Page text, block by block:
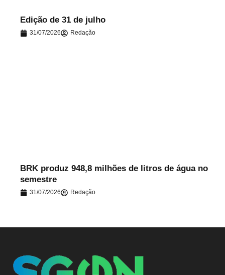
Edição de 31 de julho
31/07/2026 Redação
BRK produz 948,8 milhões de litros de água no
semestre
31/07/2026 Redação